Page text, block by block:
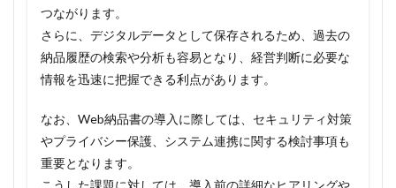
つながります。
さらに、デジタルデータとして保存されるため、過去の
納品履歴の検索や分析も容易となり、経営判断に必要な
情報を迅速に把握できる利点があります。
なお、Web納品書の導入に際しては、セキュリティ対策
やプライバシー保護、システム連携に関する検討事項も
重要となります。
こうした課題に対しては、導入前の詳細なヒアリングや